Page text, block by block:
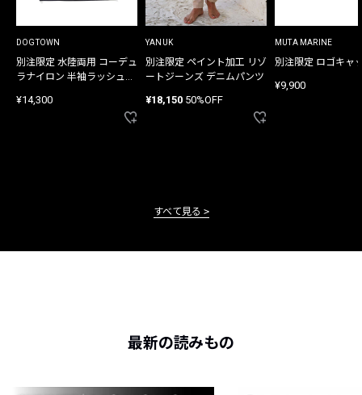
DOGTOWN
別注限定 水陸両用 コーデュ
ラナイロン 半袖ラッシュガ
¥14,300
YANUK
別注限定 ペイント加工 リゾ
ートジーンズ デニムパンツ
¥18,150 50%OFF
MUTA MARINE
別注限定 ロゴキャ
¥9,900
すべて見る
最新の読みもの